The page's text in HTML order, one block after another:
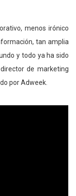
menos irónico
tan amplia
y todo ya ha sido
de marketing
por Adweek.